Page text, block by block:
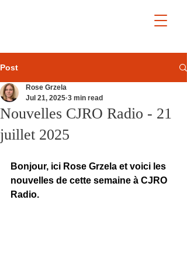
Post
Nouvelles CJRO Radio - 21
juillet 2025
Rose Grzela
Jul 21, 2025 3 min read
Bonjour, ici Rose Grzela et voici les
nouvelles de cette semaine à CJRO
Radio.